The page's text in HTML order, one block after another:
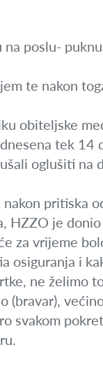
poslu-
te nakon
obiteljske
tek 14
oglušiti na
pritiska
HZZO je
za vrijeme
osiguranja i
ne želimo
(bravar),
svakom